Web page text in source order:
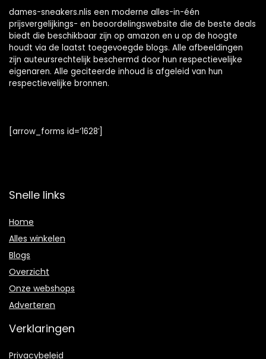
dames-sneakers.nlis een moderne alles-in-één
prijsvergelijkings- en beoordelingswebsite die de beste deals
biedt die beschikbaar zijn op amazon en u op de hoogte
houdt via de laatst toegevoegde blogs. Alle afbeeldingen
zijn auteursrechtelijk beschermd door hun respectievelijke
eigenaren. Alle geciteerde inhoud is afgeleid van hun
respectievelijke bronnen.
[arrow_forms id=’1628′]
Snelle links
Home
Alles winkelen
Blogs
Overzicht
Onze webshops
Adverteren
Verklaringen
Privacybeleid